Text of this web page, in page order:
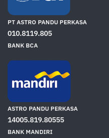
PT ASTRO PANDU PERKASA
010.8119.805
BANK BCA
ASTRO PANDU PERKASA
14005.819.80555
BANK MANDIRI